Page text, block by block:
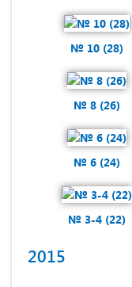
№ 10 (28)
№ 8 (26)
№ 6 (24)
№ 3-4 (22)
2015